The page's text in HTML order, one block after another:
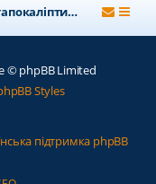
Постапокаліптичний форум
© phpBB Limited
Styles
підтримка phpBB